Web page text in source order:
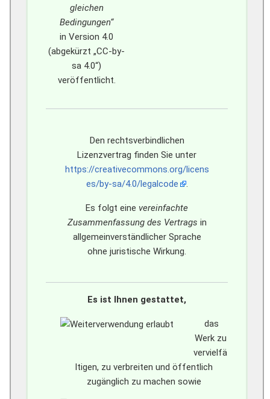
gleichen
Bedingungen“
in Version 4.0
(abgekürzt „CC-by-
sa 4.0“)
veröffentlicht.
Den rechtsverbindlichen
Lizenzvertrag finden Sie unter
https://creativecommons.org/licens
es/by-sa/4.0/legalcode
.
Es folgt eine vereinfachte
Zusammenfassung des Vertrags in
allgemeinverständlicher Sprache
ohne juristische Wirkung.
Es ist Ihnen gestattet,
das
Werk zu
vervielfä
ltigen, zu verbreiten und öffentlich
zugänglich zu machen sowie